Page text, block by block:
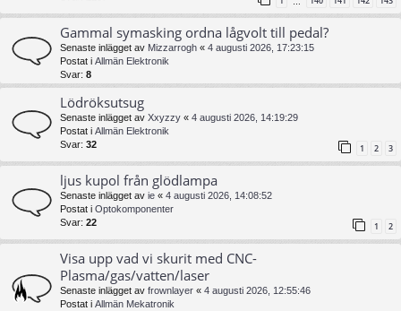
…
Gammal symasking ordna lågvolt till pedal?
Senaste inlägget av Mizzarrogh « 4 augusti 2026, 17:23:15
Postat i Allmän Elektronik
Svar: 8
Lödröksutsug
Senaste inlägget av Xxyzzy « 4 augusti 2026, 14:19:29
Postat i Allmän Elektronik
Svar: 32 1 2 3
ljus kupol från glödlampa
Senaste inlägget av ie « 4 augusti 2026, 14:08:52
Postat i Optokomponenter
Svar: 22 1 2
Visa upp vad vi skurit med CNC-
Plasma/gas/vatten/laser
Senaste inlägget av frownlayer « 4 augusti 2026, 12:55:46
Postat i Allmän Mekatronik